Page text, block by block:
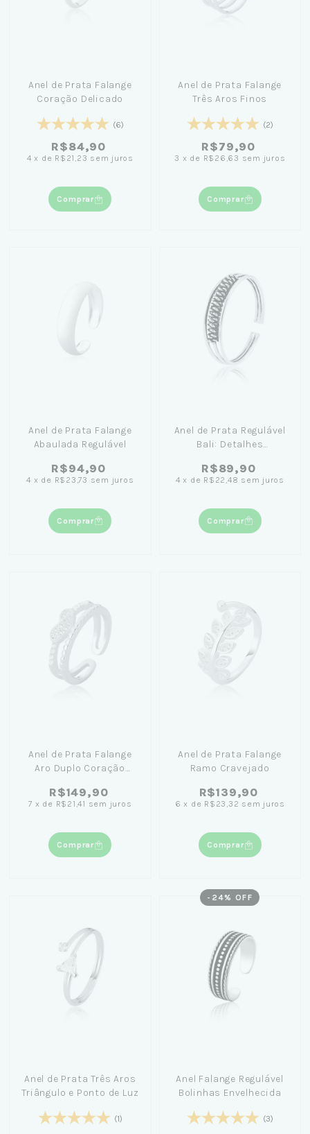
Anel de Prata Falange
Coração Delicado
(6)
R$84,90
4 x de R$21,23 sem juros
Comprar
Anel de Prata Falange
Três Aros Finos
(2)
R$79,90
3 x de R$26,63 sem juros
Comprar
Anel de Prata Falange
Abaulada Regulável
R$94,90
4 x de R$23,73 sem juros
Comprar
Anel de Prata Regulável
Bali: Detalhes
balinesa
R$89,90
4 x de R$22,48 sem juros
Comprar
Anel de Prata Falange
Aro Duplo Coração
R$149,90
7 x de R$21,41 sem juros
Comprar
Anel de Prata Falange
Ramo Cravejado
R$139,90
6 x de R$23,32 sem juros
Comprar
Anel de Prata Três Aros
Triângulo e Ponto de Luz
(1)
- 24% OFF
Anel Falange Regulável
Bolinhas Envelhecida
(3)